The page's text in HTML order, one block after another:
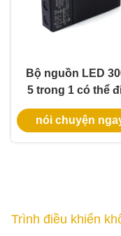
Bộ nguồn LED
5 trong 1 có thể
chỉnh độ sáng,
hạng IP65 cho
nói chuyện
Trình điều khiển